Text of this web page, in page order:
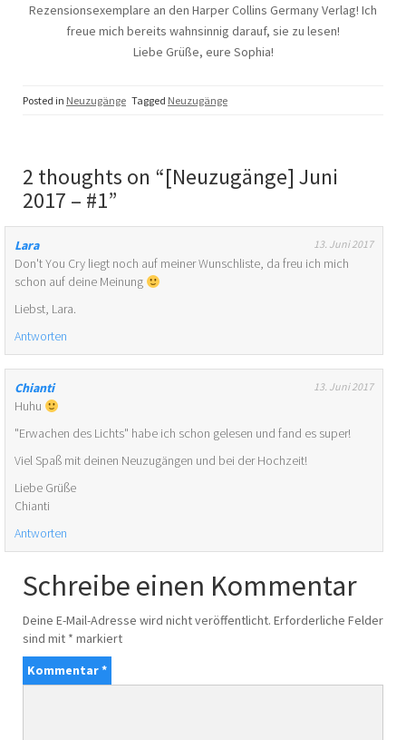
Rezensionsexemplare an den Harper Collins Germany Verlag! Ich
freue mich bereits wahnsinnig darauf, sie zu lesen!
Liebe Grüße, eure Sophia!
Posted in Neuzugänge Tagged Neuzugänge
2 thoughts on “[Neuzugänge] Juni
2017 – #1”
Lara 13. Juni 2017
Don't You Cry liegt noch auf meiner Wunschliste, da freu ich mich
schon auf deine Meinung
Liebst, Lara.
Antworten
Chianti 13. Juni 2017
Huhu
"Erwachen des Lichts" habe ich schon gelesen und fand es super!
Viel Spaß mit deinen Neuzugängen und bei der Hochzeit!
Liebe Grüße
Chianti
Antworten
Schreibe einen Kommentar
Deine E-Mail-Adresse wird nicht veröffentlicht. Erforderliche Felder
sind mit * markiert
Kommentar*